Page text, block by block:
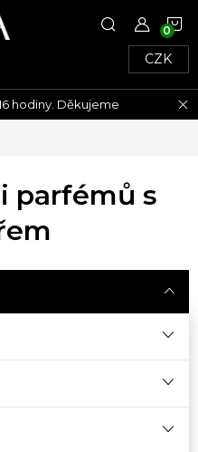
CZK
hodiny. Děkujeme
parfémů s